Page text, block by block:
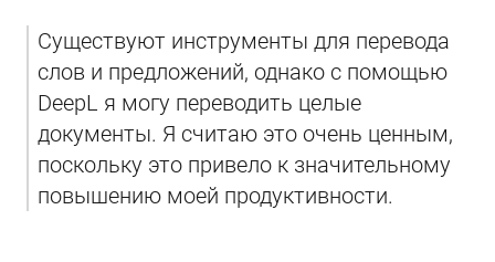
Существуют инструменты для перевода
слов и предложений, однако с помощью
DeepL я могу переводить целые
документы. Я считаю это очень ценным,
поскольку это привело к значительному
повышению моей продуктивности.